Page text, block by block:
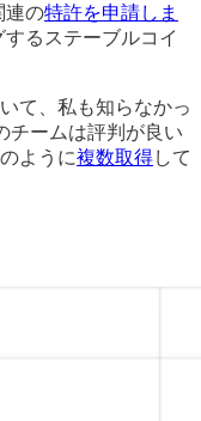
連の特許を申請しま
るステーブルコイ
て、私も知らなかっ
チームは評判が良い
ように複数取得して